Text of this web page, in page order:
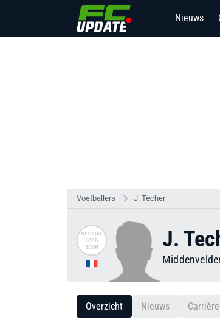
Nieuws
Voetballers J. Techer
J.
Overzicht Nieuws Carrière